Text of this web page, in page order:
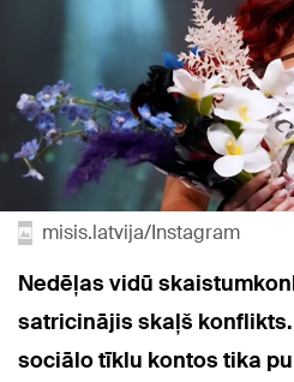
misis.latvija/Instagram
Nedēļas vidū
satricinājis skaļš
sociālo tīklu kontos tika